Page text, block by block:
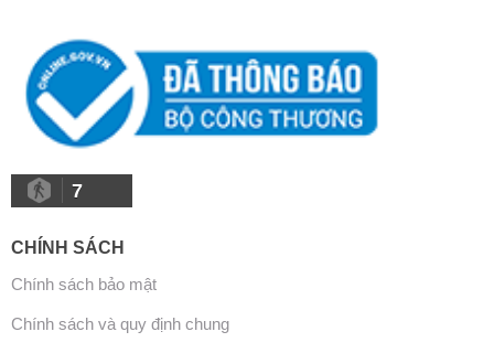
7
CHÍNH SÁCH
Chính sách bảo mật
Chính sách và quy định chung